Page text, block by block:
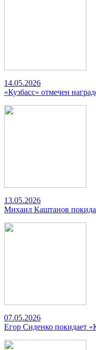
14.05.2026
«Кузбасс» отмечен
13.05.2026
Михаил Каштанов
07.05.2026
Егор Сиденко покидает